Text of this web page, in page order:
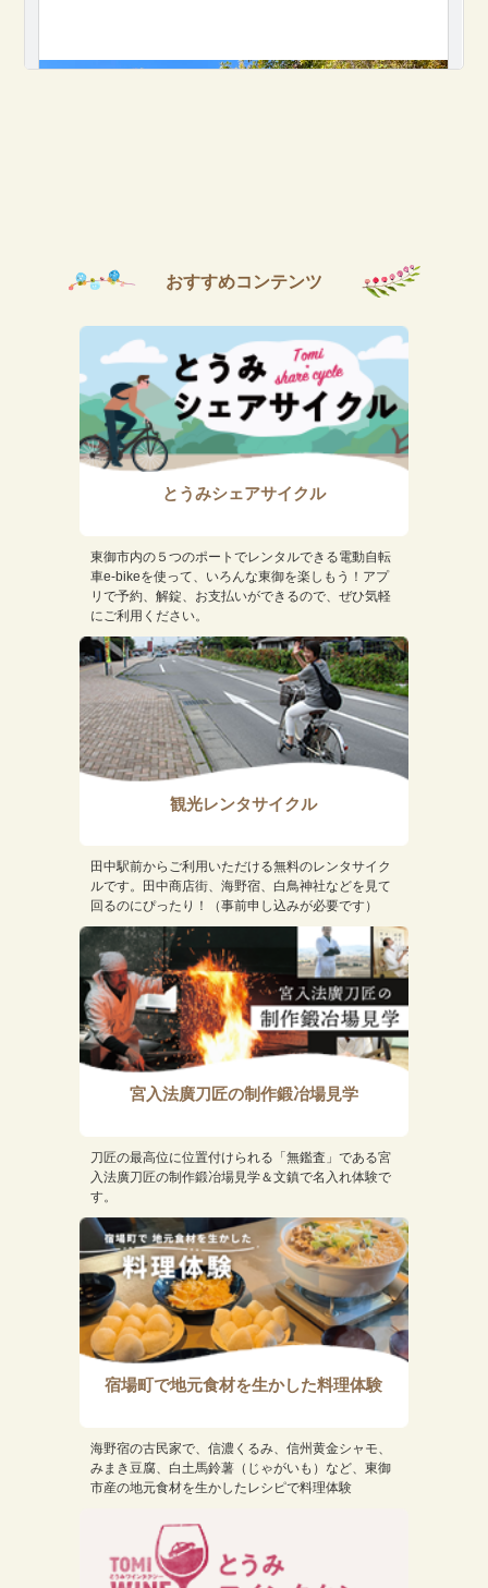
おすすめコンテンツ
とうみシェアサイクル
東御市内の５つのポートでレンタルできる電動自転
車e-bikeを使って、いろんな東御を楽しもう！アプ
リで予約、解錠、お支払いができるので、ぜひ気軽
にご利用ください。
観光レンタサイクル
田中駅前からご利用いただける無料のレンタサイク
ルです。田中商店街、海野宿、白鳥神社などを見て
回るのにぴったり！（事前申し込みが必要です）
宮入法廣刀匠の制作鍛冶場見学
刀匠の最高位に位置付けられる「無鑑査」である宮
入法廣刀匠の制作鍛冶場見学＆文鎮で名入れ体験で
す。
宿場町で地元食材を生かした料理体験
海野宿の古民家で、信濃くるみ、信州黄金シャモ、
みまき豆腐、白土馬鈴薯（じゃがいも）など、東御
市産の地元食材を生かしたレシピで料理体験